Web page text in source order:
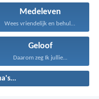
Medeleven
Wees vriendelijk en behulpzaam...
Geloof
Daarom zeg Ik jullie...